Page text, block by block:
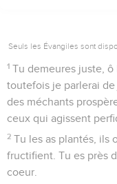
Seuls les Évangiles sont
1 Tu demeures juste,
toutefois je parlerai
des méchants
ceux qui agissent
2 Tu les as plantés, ils
fructifient. Tu es près
coeur.